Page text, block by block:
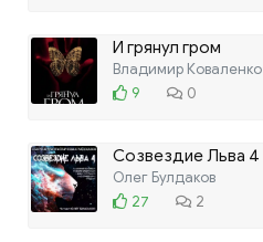
И грянул гром
Владимир Коваленко
9
0
Созвездие Льва 4
Олег Булдаков
27
2